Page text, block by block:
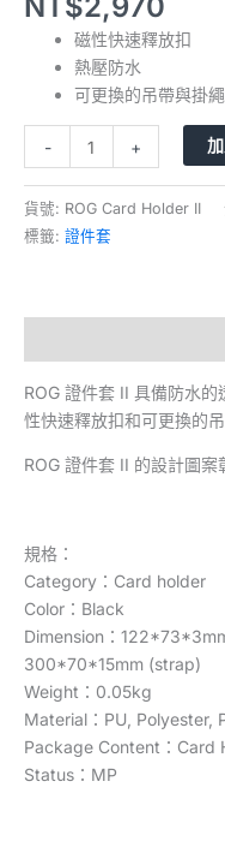
磁性快速釋放扣
熱壓防水
可更換的吊帶與掛繩
- +
貨號: ROG Card Holder II
標籤: 證件套
ROG 證件套 II 具備防水
性快速釋放扣和可更換的
ROG 證件套 II 的設計圖案
規格：
Category：Card holder
Color：Black
Dimension：
300*70*15mm (strap)
Weight：0.05kg
Material：PU, Polyester,
Package Content：Card
Status：MP